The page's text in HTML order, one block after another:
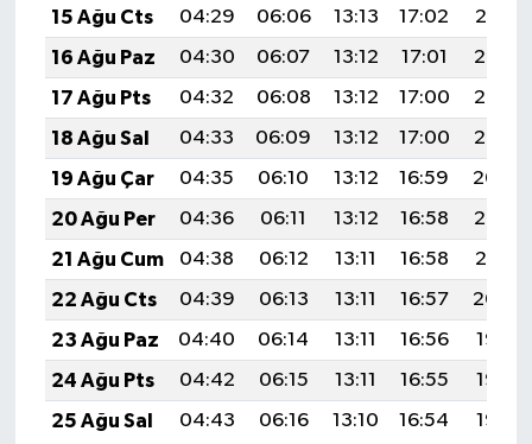
15 Ağu Cts
04:29 06:06 13:13 17:02
20:10
16 Ağu Paz
04:30 06:07 13:12 17:01
20:08
17 Ağu Pts
04:32 06:08 13:12 17:00
20:07
18 Ağu Sal
04:33 06:09 13:12 17:00
20:05
19 Ağu Çar
04:35 06:10 13:12 16:59
20:04
20 Ağu Per
04:36 06:11 13:12 16:58
20:02
21 Ağu Cum
04:38 06:12 13:11 16:58
20:01
22 Ağu Cts
04:39 06:13 13:11 16:57
20:00
23 Ağu Paz
04:40 06:14 13:11 16:56
19:58
24 Ağu Pts
04:42 06:15 13:11 16:55
19:57
25 Ağu Sal
04:43 06:16 13:10 16:54 19:55